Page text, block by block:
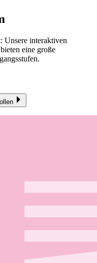
Unsere interaktiven
eine große